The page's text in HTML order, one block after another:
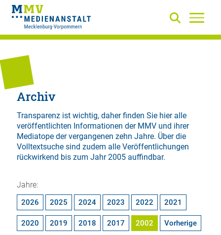
Archiv
Transparenz ist wichtig, daher finden Sie hier alle
veröffentlichten Informationen der MMV und ihrer
Mediatope der vergangenen zehn Jahre. Über die
Volltextsuchesind zudem alle Veröffentlichungen
rückwirkend bis zum Jahr 2005 auffindbar.
Jahre:
2026 2025 2024 2023 2022 2021
2020 2019 2018 2017 2002 Vorherige